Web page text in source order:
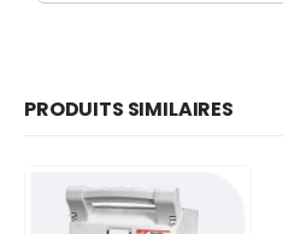
PRODUITS SIMILAIRES